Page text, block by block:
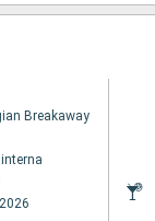
Breakaway